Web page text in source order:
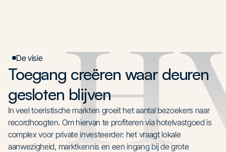
De visie
Toegang creëren waar deuren
gesloten blijven
In veel toeristische markten groeit het aantal bezoekers naar
recordhoogten. Om hiervan te profiteren via hotelvastgoed is
complex voor private investeerder: het vraagt lokale
aanwezigheid, marktkennis en een ingang bij de grote